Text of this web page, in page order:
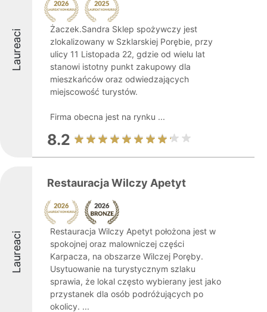
Laureaci
Żaczek.Sandra Sklep spożywczy jest
zlokalizowany w Szklarskiej Porębie, przy
ulicy 11 Listopada 22, gdzie od wielu lat
stanowi istotny punkt zakupowy dla
mieszkańców oraz odwiedzających
miejscowość turystów.
Firma obecna jest na rynku ...
8.2
Laureaci
Restauracja Wilczy Apetyt
Restauracja Wilczy Apetyt położona jest w
spokojnej oraz malowniczej części
Karpacza, na obszarze Wilczej Poręby.
Usytuowanie na turystycznym szlaku
sprawia, że lokal często wybierany jest jako
przystanek dla osób podróżujących po
okolicy. ...